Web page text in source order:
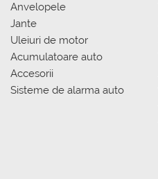
Anvelopele
Jante
Uleiuri de motor
Acumulatoare auto
Accesorii
Sisteme de alarma auto